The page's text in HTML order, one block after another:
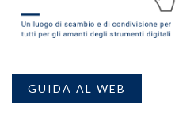
GUIDA AL WEB